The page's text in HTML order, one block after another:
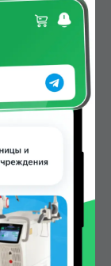
БАНДАЖ